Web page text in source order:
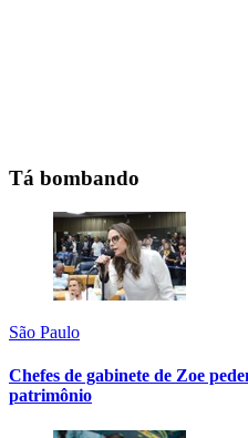
Tá bombando
São Paulo
Chefes de gabinete de Zoe
patrimônio